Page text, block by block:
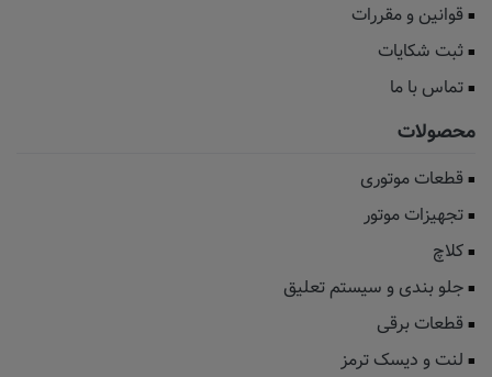
قوانین و مقررات
ثبت شکایات
تماس با ما
محصولات
قطعات موتوری
تجهیزات موتور
کلاچ
جلو بندی و سیستم تعلیق
قطعات برقی
لنت و دیسک ترمز